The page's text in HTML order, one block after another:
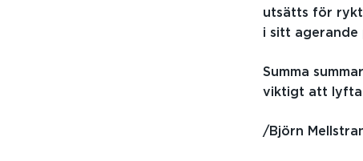
utsätts för
i sitt agerande
Summa
viktigt att lyfta
/Björn